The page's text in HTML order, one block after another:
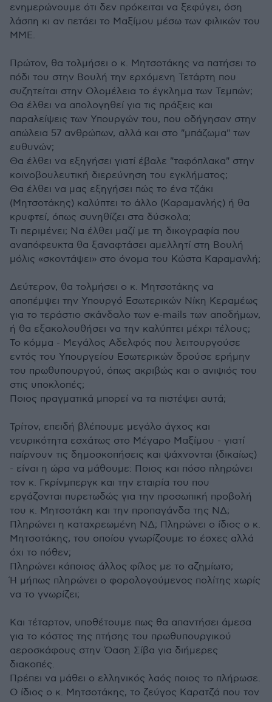
ενημερώνουμε ότι δεν πρόκειται να ξεφύγει, όση
λάσπη κι αν πετάει το Μαξίμου μέσω των φιλικών του
ΜΜΕ.
Πρώτον, θα τολμήσει ο κ. Μητσοτάκης να πατήσει το
πόδι του στην Βουλή την ερχόμενη Τετάρτη που
συζητείται στην Ολομέλεια το έγκλημα των Τεμπών;
Θα έλθει να απολογηθεί για τις πράξεις και
παραλείψεις των Υπουργών του, που οδήγησαν στην
απώλεια 57 ανθρώπων, αλλά και στο "μπάζωμα" των
ευθυνών;
Θα έλθει να εξηγήσει γιατί έβαλε "ταφόπλακα" στην
κοινοβουλευτική διερεύνηση του εγκλήματος;
Θα έλθει να μας εξηγήσει πώς το ένα τζάκι
(Μητσοτάκης) καλύπτει το άλλο (Καραμανλής) ή θα
κρυφτεί, όπως συνηθίζει στα δύσκολα;
Τι περιμένει; Να έλθει μαζί με τη δικογραφία που
αναπόφευκτα θα ξαναφτάσει αμελλητί στη Βουλή
μόλις «σκοντάψει» στο όνομα του Κώστα Καραμανλή;
Δεύτερον, θα τολμήσει ο κ. Μητσοτάκης να
αποπέμψει την Υπουργό Εσωτερικών Νίκη Κεραμέως
για το τεράστιο σκάνδαλο των e-mails των αποδήμων,
ή θα εξακολουθήσει να την καλύπτει μέχρι τέλους;
Το κόμμα - Μεγάλος Αδελφός που λειτουργούσε
εντός του Υπουργείου Εσωτερικών δρούσε ερήμην
του πρωθυπουργού, όπως ακριβώς και ο ανιψιός του
στις υποκλοπές;
Ποιος πραγματικά μπορεί να τα πιστέψει αυτά;
Τρίτον, επειδή βλέπουμε μεγάλο άγχος και
νευρικότητα εσχάτως στο Μέγαρο Μαξίμου - γιατί
παίρνουν τις δημοσκοπήσεις και ψάχνονται (δικαίως)
- είναι η ώρα να μάθουμε: Ποιος και πόσο πληρώνει
τον κ. Γκρίνμπεργκ και την εταιρία του που
εργάζονται πυρετωδώς για την προσωπική προβολή
του κ. Μητσοτάκη και την προπαγάνδα της ΝΔ;
Πληρώνει η καταχρεωμένη ΝΔ; Πληρώνει ο ίδιος ο κ.
Μητσοτάκης, του οποίου γνωρίζουμε το έσχες αλλά
όχι το πόθεν;
Πληρώνει κάποιος άλλος φίλος με το αζημίωτο;
Ή μήπως πληρώνει ο φορολογούμενος πολίτης χωρίς
να το γνωρίζει;
Και τέταρτον, υποθέτουμε πως θα απαντήσει άμεσα
για το κόστος της πτήσης του πρωθυπουργικού
αεροσκάφους στην Όαση Σίβα για διήμερες
διακοπές.
Πρέπει να μάθει ο ελληνικός λαός ποιος το πλήρωσε.
Ο ίδιος ο κ. Μητσοτάκης, το ζεύγος Καρατζά που τον